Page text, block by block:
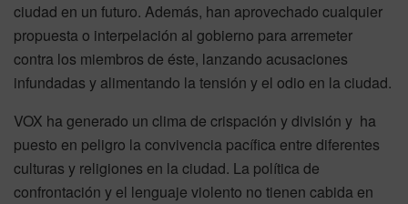
ciudad en un futuro. Además, han aprovechado cualquier
propuesta o interpelación al gobierno para arremeter
contra los miembros de éste, lanzando acusaciones
infundadas y alimentando la tensión y el odio en la ciudad.
VOX ha generado un clima de crispación y división y ha
puesto en peligro la convivencia pacífica entre diferentes
culturas y religiones en la ciudad. La política de
confrontación y el lenguaje violento no tienen cabida en